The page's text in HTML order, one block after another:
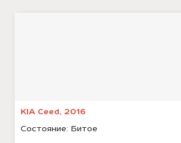
KIA Ceed, 2016
Состояние: Битое